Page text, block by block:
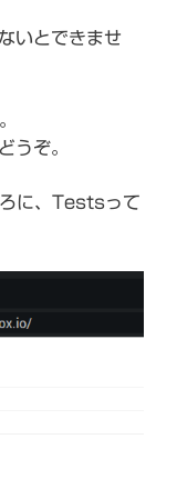
いとできませ
うぞ。
に、Testsって